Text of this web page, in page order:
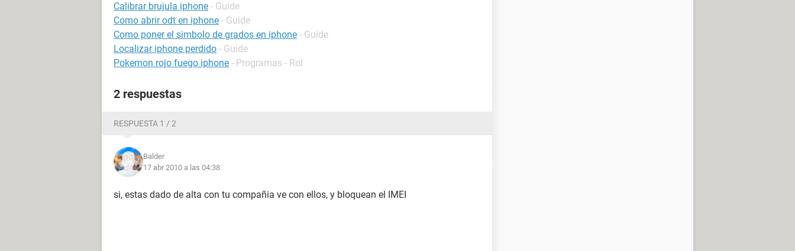
Calibrar brujula iphone - Guide
Como abrir odt en iphone - Guide
Como poner el simbolo de grados en iphone - Guide
Localizar iphone perdido - Guide
Pokemon rojo fuego iphone - Programas - Rol
2 respuestas
RESPUESTA 1 / 2
Balder
17 abr 2010 a las 04:38
si, estas dado de alta con tu compañia ve con ellos, y bloquean el IMEI